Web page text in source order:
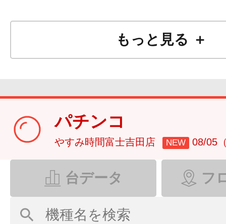
もっと見る ＋
パチンコ
やすみ時間富士吉田店 NEW 08/05
台データ フ